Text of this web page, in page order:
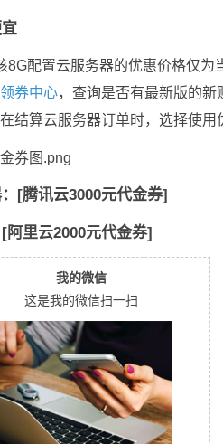
8G配置云服务器的优惠价格仅
券中心，查询是否有最新版的
结算云服务器订单时，选择使用
券图.png
[腾讯云3000元代金券]
阿里云2000元代金券]
我的微信
这是我的微信扫一扫